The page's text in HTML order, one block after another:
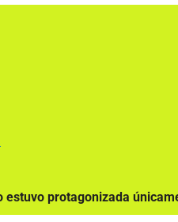
estuvo protagonizada